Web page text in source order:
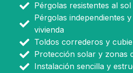
Pérgolas resistentes al
Pérgolas independientes
vivienda
Toldos correderos y
Protección solar y zonas
Instalación sencilla y